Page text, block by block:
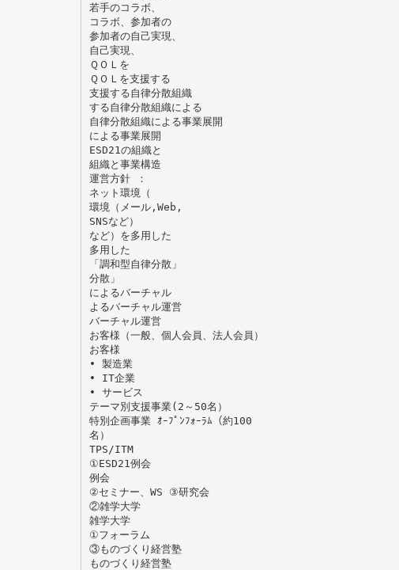
若手のコラボ、
コラボ、参加者の
参加者の自己実現、
自己実現、
ＱＯＬを
ＱＯＬを支援する
支援する自律分散組織
する自律分散組織による
自律分散組織による事業展開
による事業展開
ESD21の組織と
組織と事業構造
運営方針 ：
ネット環境（
環境（メール,Web,
SNSなど）
など）を多用した
多用した
「調和型自律分散」
分散」
によるバーチャル
よるバーチャル運営
バーチャル運営
お客様（一般、個人会員、法人会員）
お客様
• 製造業
• IT企業
• サービス
テーマ別支援事業(2～50名）
特別企画事業 ｵｰﾌﾟﾝﾌｫｰﾗﾑ（約100
名）
TPS/ITM
①ESD21例会
例会
②セミナー、WS ③研究会
②雑学大学
雑学大学
①フォーラム
③ものづくり経営塾
ものづくり経営塾